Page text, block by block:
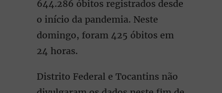
644.286 óbitos registrados desde
o início da pandemia. Neste
domingo, foram 425 óbitos em
24 horas.
Distrito Federal e Tocantins não